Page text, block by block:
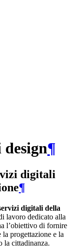
¶
digitali
¶
digitali della
lavoro dedicato alla
l’obiettivo di fornire
progettazione e la
la cittadinanza.